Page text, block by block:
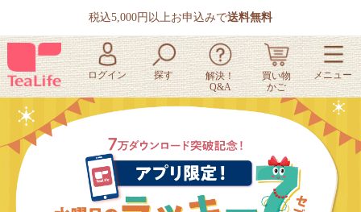
税込5,000円以上お申込みで送料無料